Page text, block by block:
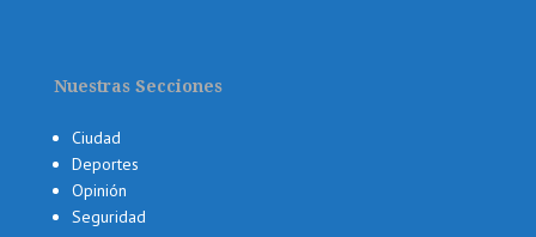
Nuestras Secciones
Ciudad
Deportes
Opinión
Seguridad